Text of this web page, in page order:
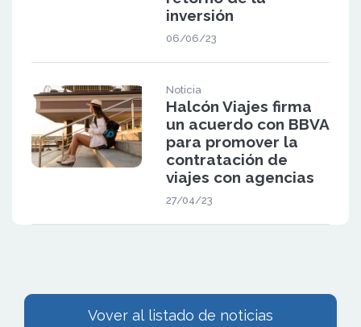
inversión
06/06/23
Noticia
Halcón Viajes firma
un acuerdo con BBVA
para promover la
contratación de
viajes con agencias
27/04/23
Vover al listado de noticias